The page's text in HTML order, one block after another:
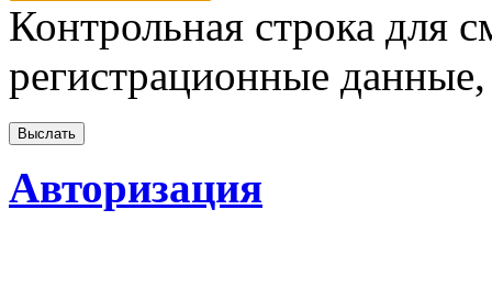
Контрольная строка для
регистрационные
Авторизация